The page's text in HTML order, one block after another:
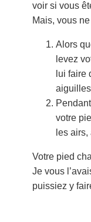
voir si vous
Mais, vous
Alors
levez
lui faire
votre
les
Votre pied
Je vous
puissiez y